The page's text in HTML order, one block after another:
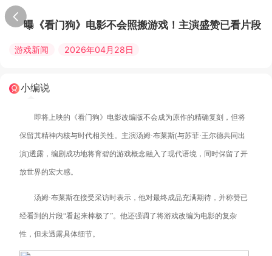
曝《看门狗》电影不会照搬游戏！主演盛赞已看片段
游戏新闻 2026年04月28日
小编说
即将上映的《看门狗》电影改编版不会成为原作的精确复刻，但将
保留其精神内核与时代相关性。主演汤姆·布莱斯(与苏菲·王尔德共同出
演)透露，编剧成功地将育碧的游戏概念融入了现代语境，同时保留了开
放世界的宏大感。
汤姆·布莱斯在接受采访时表示，他对最终成品充满期待，并称赞已
经看到的片段“看起来棒极了”。他还强调了将游戏改编为电影的复杂
性，但未透露具体细节。